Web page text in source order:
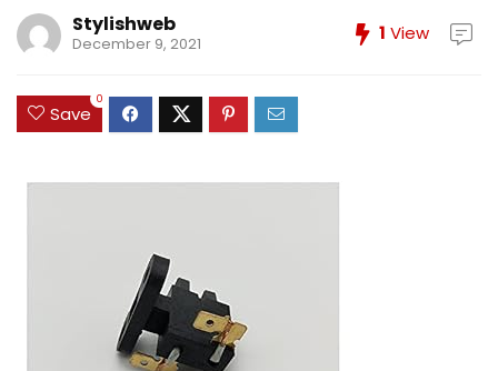
Stylishweb
December 9, 2021 1 View
Save
0